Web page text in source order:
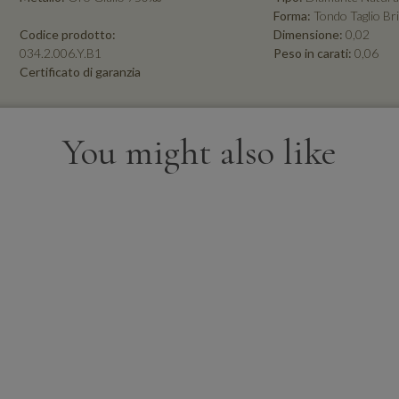
Codice prodotto:
034.2.006.Y.B1
Certificato di garanzia
Forma: Tondo Taglio
Dimensione: 0,02
Peso in carati: 0,06
You might also like